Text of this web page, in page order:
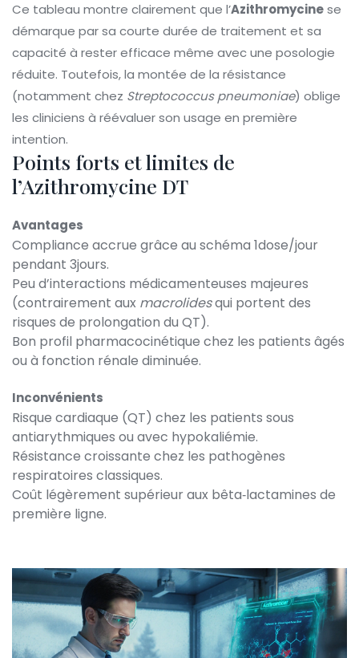
Ce tableau montre clairement que l’Azithromycinese
démarque par sa courte durée de traitement et sa
capacité à rester efficace même avec une posologie
réduite. Toutefois, la montée de la résistance
(notamment chez Streptococcus pneumoniae) oblige
les cliniciens à réévaluer son usage en première
intention.
Points forts et limites de
l’Azithromycine DT
Avantages
Compliance accrue grâce au schéma 1dose/jour
pendant 3jours.
Peu d’interactions médicamenteuses majeures
(contrairement aux macrolidesqui portent des
risques de prolongation du QT).
Bon profil pharmacocinétique chez les patients âgés
ou à fonction rénale diminuée.
Inconvénients
Risque cardiaque (QT) chez les patients sous
antiarythmiques ou avec hypokaliémie.
Résistance croissante chez les pathogènes
respiratoires classiques.
Coût légèrement supérieur aux bêta‑lactamines de
première ligne.